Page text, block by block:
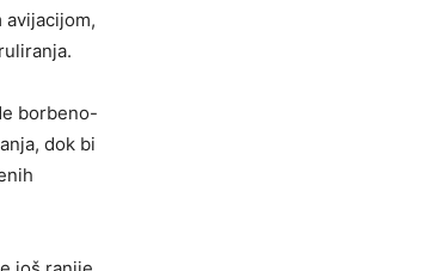
avijacijom,
borbeno-
dok bi